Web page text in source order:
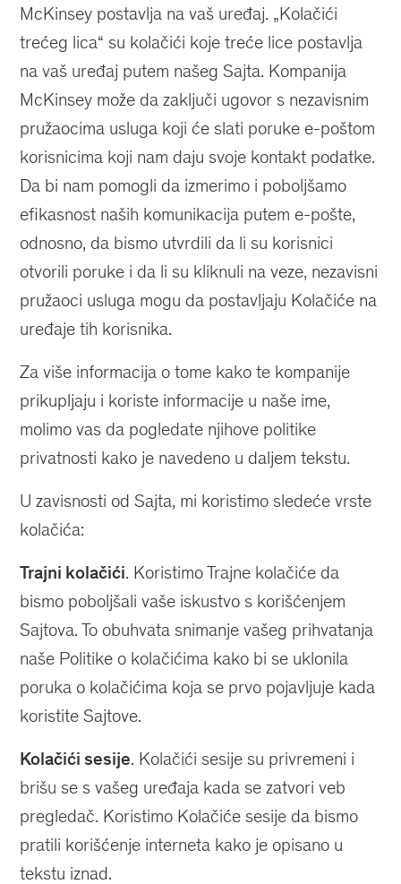
McKinsey postavlja na vaš uređaj. „Kolačići
trećeg lica“ su kolačići koje treće lice postavlja
na vaš uređaj putem našeg Sajta. Kompanija
McKinsey može da zaključi ugovor s nezavisnim
pružaocima usluga koji će slati poruke e-poštom
korisnicima koji nam daju svoje kontakt podatke.
Da bi nam pomogli da izmerimo i poboljšamo
efikasnost naših komunikacija putem e-pošte,
odnosno, da bismo utvrdili da li su korisnici
otvorili poruke i da li su kliknuli na veze, nezavisni
pružaoci usluga mogu da postavljaju Kolačiće na
uređaje tih korisnika.
Za više informacija o tome kako te kompanije
prikupljaju i koriste informacije u naše ime,
molimo vas da pogledate njihove politike
privatnosti kako je navedeno u daljem tekstu.
U zavisnosti od Sajta, mi koristimo sledeće vrste
kolačića:
Trajni kolačići. Koristimo Trajne kolačiće da
bismo poboljšali vaše iskustvo s korišćenjem
Sajtova. To obuhvata snimanje vašeg prihvatanja
naše Politike o kolačićima kako bi se uklonila
poruka o kolačićima koja se prvo pojavljuje kada
koristite Sajtove.
Kolačići sesije. Kolačići sesije su privremeni i
brišu se s vašeg uređaja kada se zatvori veb
pregledač. Koristimo Kolačiće sesije da bismo
pratili korišćenje interneta kako je opisano u
tekstu iznad.